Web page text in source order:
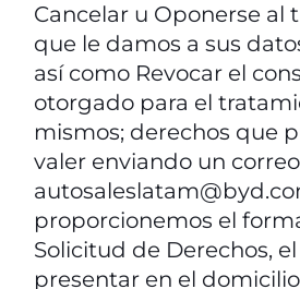
Cancelar u Oponerse al
que le damos a sus
así como Revocar el
otorgado para el
mismos; derechos que
valer enviando un
proporcionemos el
Solicitud de Derechos,
presentar en el